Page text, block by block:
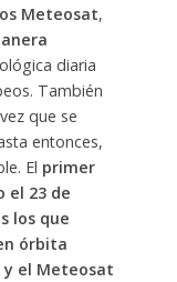
Meteosat,
diaria
También
que se
entonces,
El primer
el 23 de
los que
órbita
y el Meteosat